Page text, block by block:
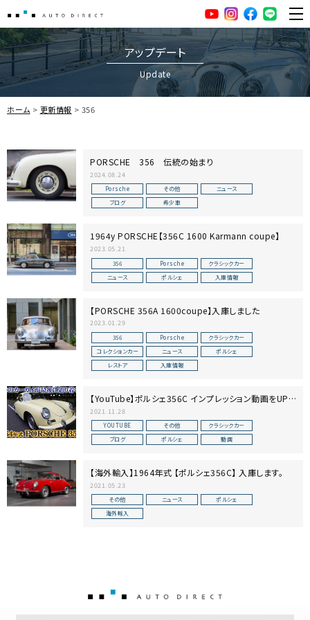
AUTO DIRECT YouTubeInstagramfacebook
LINE
アップデート
Update
ホーム 更新情報 356
PORSCHE 356 伝統の始まり
2024.08.24
Porsche その他
ニュース
ブログ
希少車
1964y PORSCHE【356C 1600 Karmann coupe】
2023.05.21
356 Porsche
クラシックカー
ニュース
ポルシェ 入庫情報
【PORSCHE 356A 1600coupe】入庫しました
2023.01.29
356 Porsche
クラシックカー
コレクションカー
ニュース
ポルシェ
レストア
入庫情報
【YouTube】ポルシェ356C インプレッション動画をUPし
ました【空冷ポルシェ】
2021.11.28
YOUTUBE その他
クラシックカー
ブログ
ポルシェ 動画
【海外輸入】1964年式 【ポルシェ356C】 入庫します。
2021.05.23
その他 ニュース
ポルシェ
海外輸入